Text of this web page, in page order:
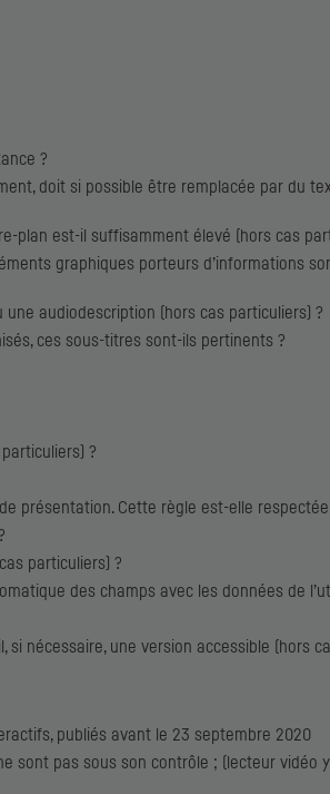
?
doit si possible être remplacée par du
plan est-il suffisamment élevé (hors cas
graphiques porteurs d’informations
audiodescription (hors cas particuliers) ?
ces sous-titres sont-ils pertinents ?
?
présentation. Cette règle est-elle respectée
particuliers) ?
des champs avec les données de
nécessaire, une version accessible (hors
publiés avant le 23 septembre 2020
sont pas sous son contrôle ; (lecteur vidéo